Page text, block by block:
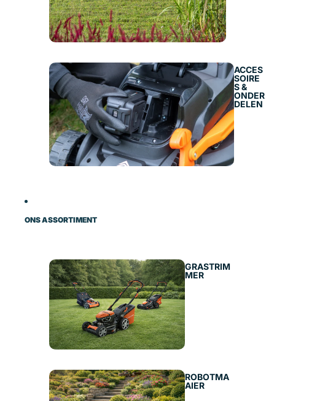
ACCES
SOIRE
S &
ONDER
DELEN
ONS ASSORTIMENT
GRASTRIM
MER
ROBOTMA
AIER